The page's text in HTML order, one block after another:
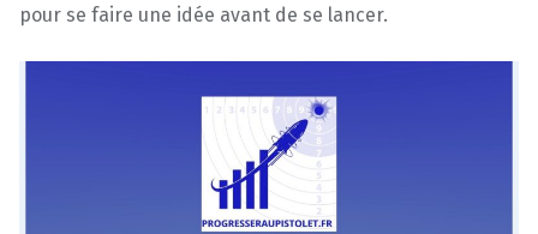
pour se faire une idée avant de se lancer.